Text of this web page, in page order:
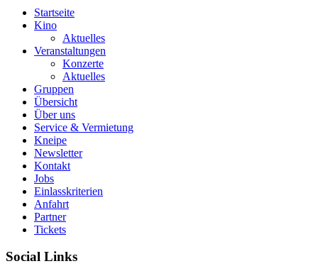
Startseite
Kino
Aktuelles
Veranstaltungen
Konzerte
Aktuelles
Gruppen
Übersicht
Über uns
Service & Vermietung
Kneipe
Newsletter
Kontakt
Jobs
Einlasskriterien
Anfahrt
Partner
Tickets
Social Links